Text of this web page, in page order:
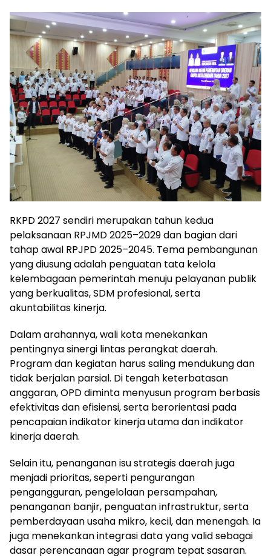
RKPD 2027 sendiri merupakan tahun kedua
pelaksanaan RPJMD 2025–2029 dan bagian dari
tahap awal RPJPD 2025–2045. Tema pembangunan
yang diusung adalah penguatan tata kelola
kelembagaan pemerintah menuju pelayanan publik
yang berkualitas, SDM profesional, serta
akuntabilitas kinerja.
Dalam arahannya, wali kota menekankan
pentingnya sinergi lintas perangkat daerah.
Program dan kegiatan harus saling mendukung dan
tidak berjalan parsial. Di tengah keterbatasan
anggaran, OPD diminta menyusun program berbasis
efektivitas dan efisiensi, serta berorientasi pada
pencapaian indikator kinerja utama dan indikator
kinerja daerah.
Selain itu, penanganan isu strategis daerah juga
menjadi prioritas, seperti pengurangan
pengangguran, pengelolaan persampahan,
penanganan banjir, penguatan infrastruktur, serta
pemberdayaan usaha mikro, kecil, dan menengah. Ia
juga menekankan integrasi data yang valid sebagai
dasar perencanaan agar program tepat sasaran.